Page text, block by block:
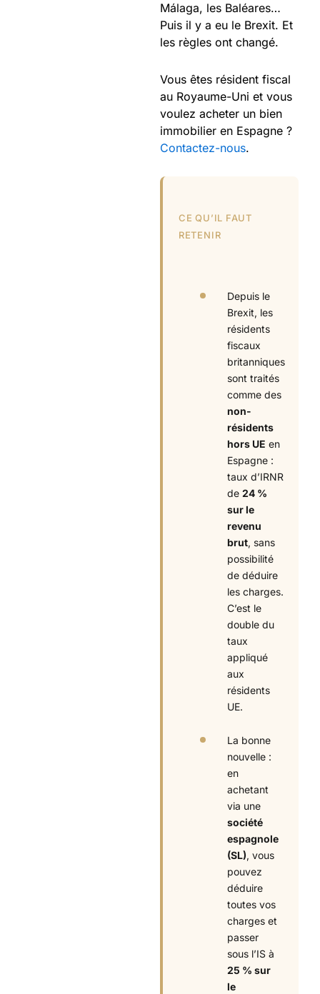
Málaga, les Baléares…
Puis il y a eu le Brexit. Et
les règles ont changé.
Vous êtes résident fiscal
au Royaume-Uni et vous
voulez acheter un bien
immobilier en Espagne ?
Contactez-nous.
CE QU’IL FAUT
RETENIR
Depuis le
Brexit, les
résidents
fiscaux
britanniques
sont traités
comme des
non-
résidents
hors UE en
Espagne :
taux d’IRNR
de 24 %
sur le
revenu
brut, sans
possibilité
de déduire
les charges.
C’est le
double du
taux
appliqué
aux
résidents
UE.
La bonne
nouvelle :
en
achetant
via une
société
espagnole
(SL), vous
pouvez
déduire
toutes vos
charges et
passer
sous l’IS à
25 % sur
le